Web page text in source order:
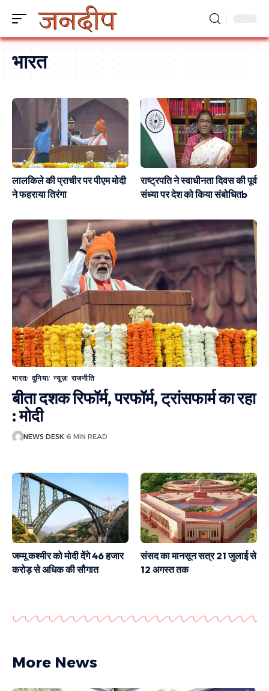
भारत
लालकिले की प्राचीर पर पीएम मोदी
ने फहराया तिरंगा
राष्ट्रपति ने स्वाधीनता दिवस की पूर्व
संध्या पर देश को किया संबोधितb
भारत दुनिया न्यूज़ राजनीति
बीता दशक रिफॉर्म, परफॉर्म, ट्रांसफार्म का रहा
: मोदी
NEWS DESK 6 MIN READ
जम्मू कश्मीर को मोदी देंगे 46 हजार
करोड़ से अधिक की सौगात
संसद का मानसून सत्र 21 जुलाई से
12 अगस्त तक
More News